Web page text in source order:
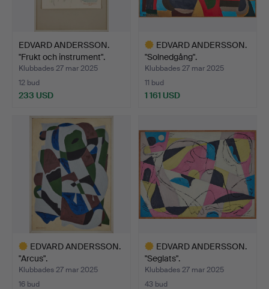
EDVARD ANDERSSON.
"Frukt och instrument".
Klubbades 27 mar 2025
12 bud
233 USD
EDVARD ANDERSSON.
"Solnedgång".
Klubbades 27 mar 2025
11 bud
1 161 USD
EDVARD ANDERSSON.
"Arcus".
Klubbades 27 mar 2025
16 bud
EDVARD ANDERSSON.
"Seglats".
Klubbades 27 mar 2025
43 bud